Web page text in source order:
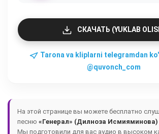
СКАЧАТЬ (YUKLAB
Tarona va kliplarni telegramdan
@quvonch_com
На этой странице вы можете бесплатно
песню «Генерал» (Дилноза Исмияминова)
Мы подготовили для вас аудио в высоком